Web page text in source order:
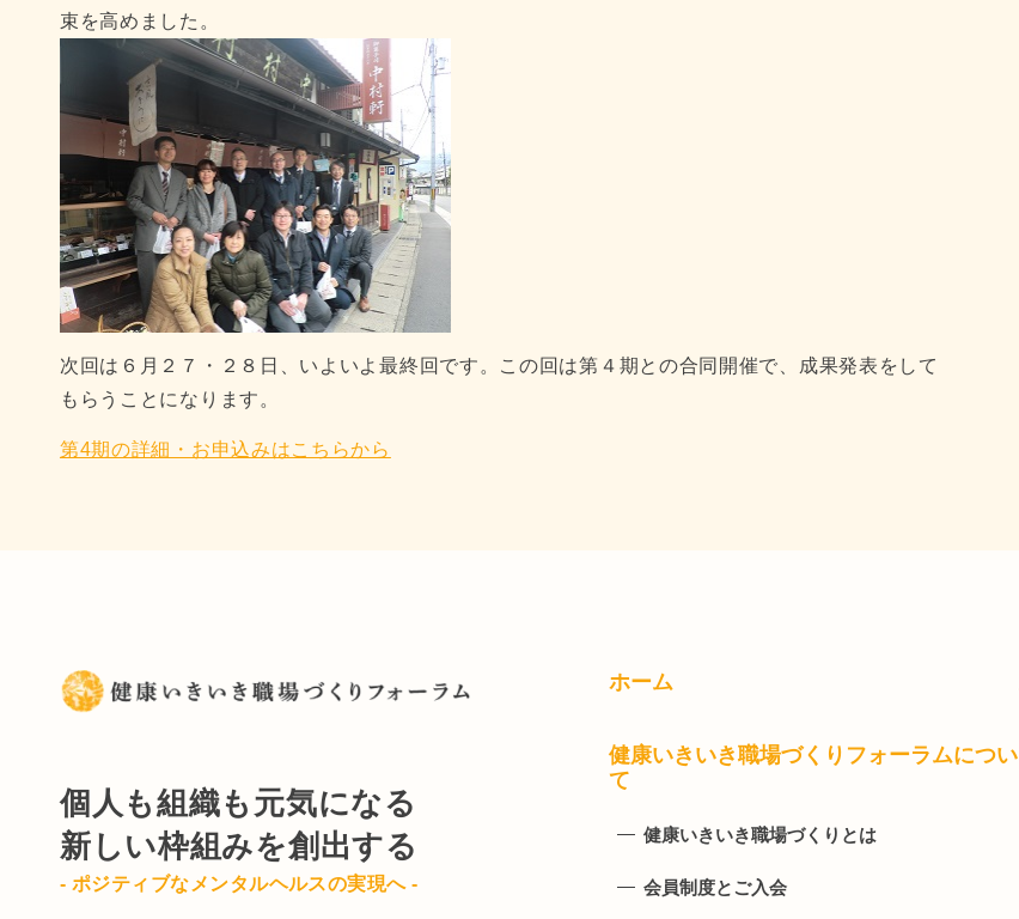
束を高めました。
次回は６月２７・２８日、いよいよ最終回です。この回は第４期との合同開催で、成果発表をして
もらうことになります。
第4期の詳細・お申込みはこちらから
個人も組織も元気になる
新しい枠組みを創出する
- ポジティブなメンタルヘルスの実現へ -
ホーム
健康いきいき職場づくりフォーラムについ
て
健康いきいき職場づくりとは
会員制度とご入会